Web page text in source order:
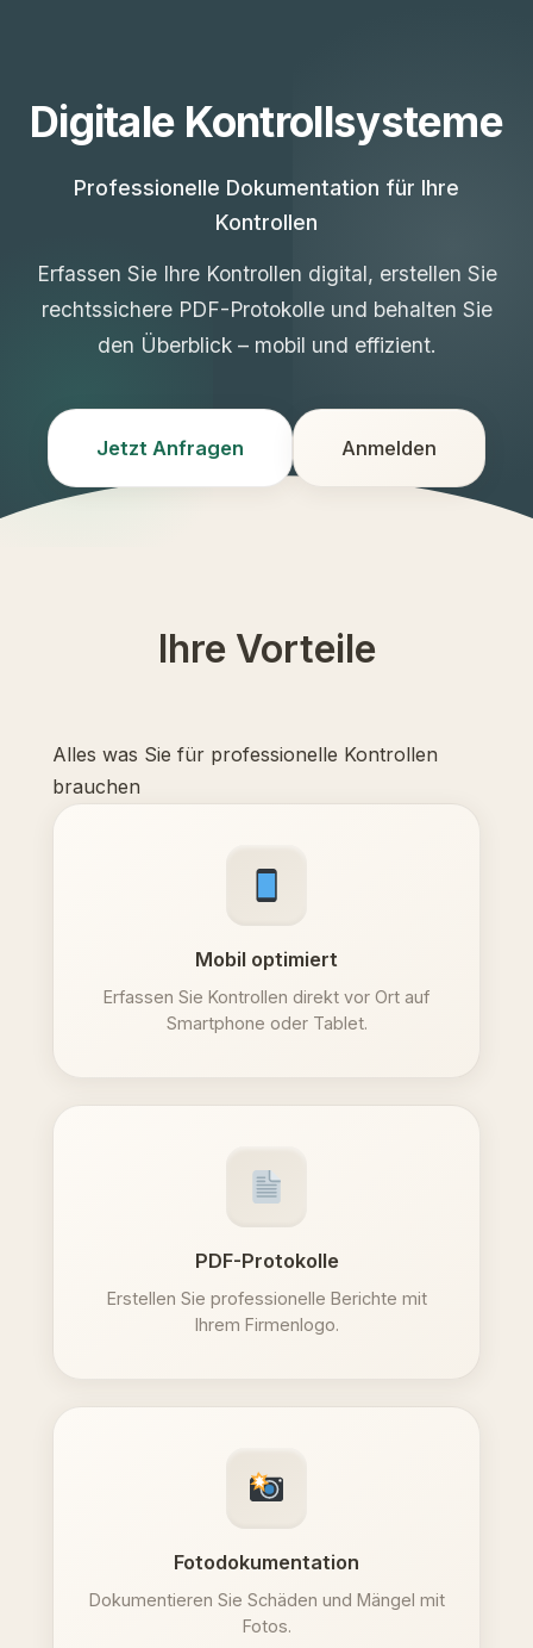
Digitale Kontrollsysteme
Professionelle Dokumentation für Ihre
Kontrollen
Erfassen Sie Ihre Kontrollen digital, erstellen Sie
rechtssichere PDF-Protokolle und behalten Sie
den Überblick – mobil und effizient.
Jetzt Anfragen Anmelden
Ihre Vorteile
Alles was Sie für professionelle Kontrollen
brauchen
Mobil optimiert
Erfassen Sie Kontrollen direkt vor Ort auf
Smartphone oder Tablet.
PDF-Protokolle
Erstellen Sie professionelle Berichte mit
Ihrem Firmenlogo.
Fotodokumentation
Dokumentieren Sie Schäden und Mängel mit
Fotos.